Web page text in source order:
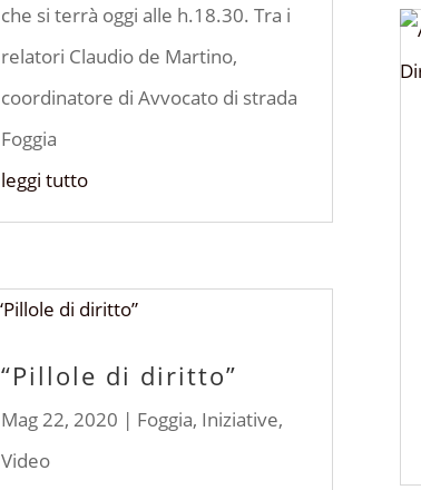
che si terrà oggi alle h.18.30. Tra i
relatori Claudio de Martino,
coordinatore di Avvocato di strada
Foggia
leggi tutto
“Pillole di diritto”
Mag 22, 2020 | Foggia, Iniziative,
Video